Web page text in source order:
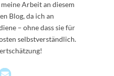
Arbeit an diesem
Blog, da ich an
– ohne dass sie für
selbstverständlich.